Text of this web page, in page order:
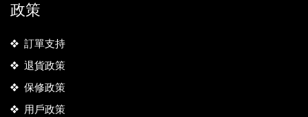
政策
訂單支持
退貨政策
保修政策
用戶政策